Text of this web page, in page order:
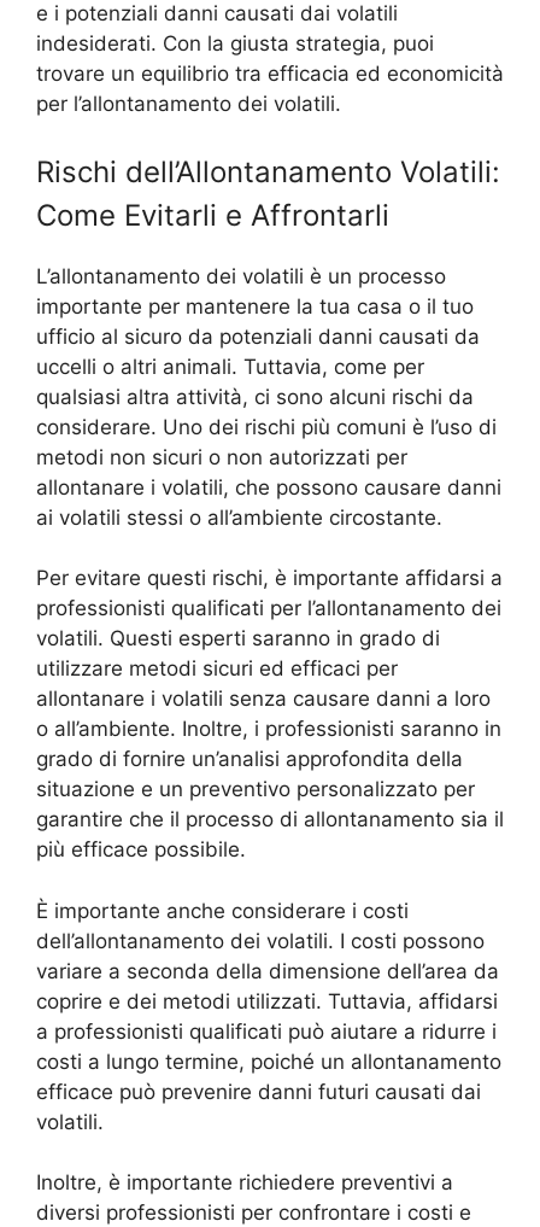
e i potenziali danni causati dai volatili
indesiderati. Con la giusta strategia, puoi
trovare un equilibrio tra efficacia ed economicità
per l’allontanamento dei volatili.
Rischi dell’Allontanamento Volatili:
Come Evitarli e Affrontarli
L’allontanamento dei volatili è un processo
importante per mantenere la tua casa o il tuo
ufficio al sicuro da potenziali danni causati da
uccelli o altri animali. Tuttavia, come per
qualsiasi altra attività, ci sono alcuni rischi da
considerare. Uno dei rischi più comuni è l’uso di
metodi non sicuri o non autorizzati per
allontanare i volatili, che possono causare danni
ai volatili stessi o all’ambiente circostante.
Per evitare questi rischi, è importante affidarsi a
professionisti qualificati per l’allontanamento dei
volatili. Questi esperti saranno in grado di
utilizzare metodi sicuri ed efficaci per
allontanare i volatili senza causare danni a loro
o all’ambiente. Inoltre, i professionisti saranno in
grado di fornire un’analisi approfondita della
situazione e un preventivo personalizzato per
garantire che il processo di allontanamento sia il
più efficace possibile.
È importante anche considerare i costi
dell’allontanamento dei volatili. I costi possono
variare a seconda della dimensione dell’area da
coprire e dei metodi utilizzati. Tuttavia, affidarsi
a professionisti qualificati può aiutare a ridurre i
costi a lungo termine, poiché un allontanamento
efficace può prevenire danni futuri causati dai
volatili.
Inoltre, è importante richiedere preventivi a
diversi professionisti per confrontare i costi e